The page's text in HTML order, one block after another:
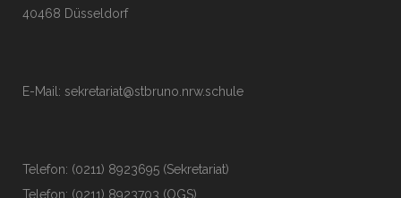
40468 Düsseldorf
E-Mail: sekretariat@stbruno.nrw.schule
Telefon: (0211) 8923695 (Sekretariat)
Telefon: (0211) 8923703 (OGS)